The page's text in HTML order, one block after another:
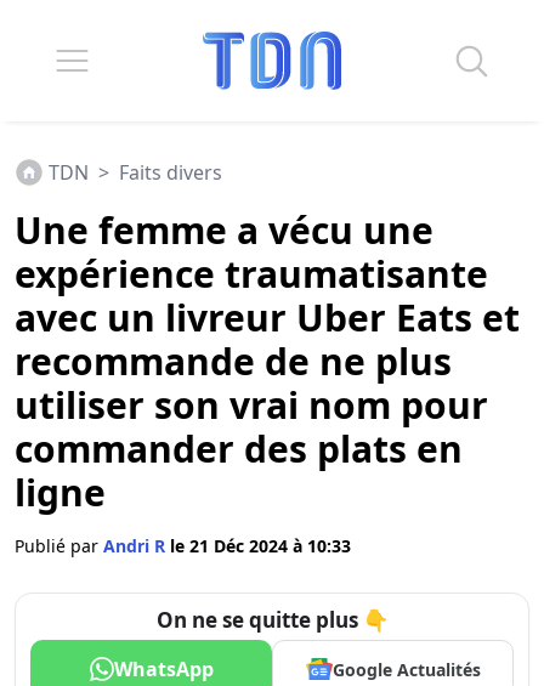
TDN > Faits divers
Une femme a vécu une
expérience traumatisante
avec un livreur Uber Eats et
recommande de ne plus
utiliser son vrai nom pour
commander des plats en
ligne
Publié par Andri R le 21 Déc 2024 à 10:33
On ne se quitte plus 👇
WhatsApp Google Actualités